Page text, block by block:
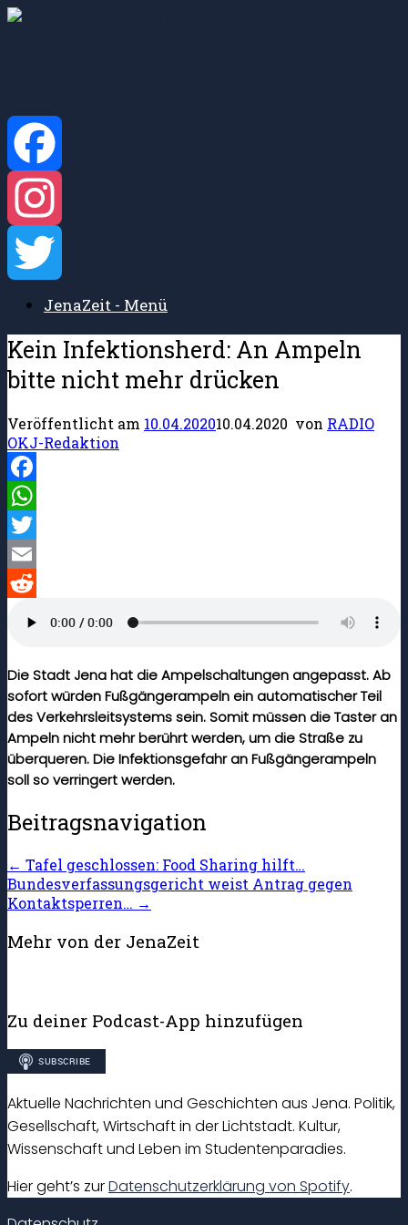
Zum
Facebook
Instagram
TwitterJenaZeit - Menü
Kein Infektionsherd: An Ampeln
bitte nicht mehr drücken
Veröffentlicht am 10.04.202010.04.2020 von RADIO
OKJ-Redaktion
Facebook
WhatsApp
Twitter
Email
Die Stadt Jena hat die Ampelschaltungen angepasst. Ab
sofort würden Fußgängerampeln ein automatischer Teil
des Verkehrsleitsystems sein. Somit müssen die Taster an
Ampeln nicht mehr berührt werden, um die Straße zu
überqueren. Die Infektionsgefahr an Fußgängerampeln
soll so verringert werden.
Beitragsnavigation
← Tafel geschlossen: Food Sharing hilft…
Bundesverfassungsgericht weist Antrag gegen
Kontaktsperren… →
Mehr von der JenaZeit
Zu deiner Podcast-App hinzufügen
Aktuelle Nachrichten und Geschichten aus Jena. Politik,
Gesellschaft, Wirtschaft in der Lichtstadt. Kultur,
Wissenschaft und Leben im Studentenparadies.
Hier geht’s zurDatenschutzerklärung von Spotify.